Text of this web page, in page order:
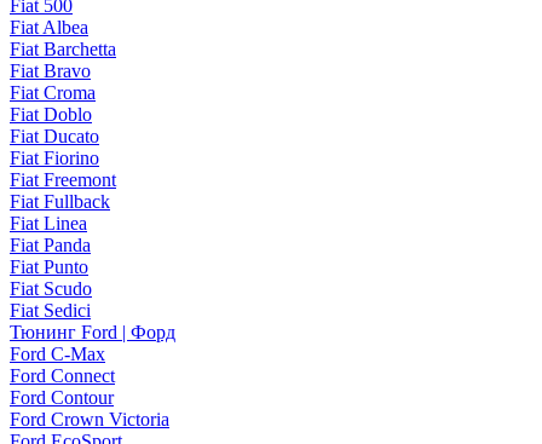
Fiat 500
Fiat Albea
Fiat Barchetta
Fiat Bravo
Fiat Croma
Fiat Doblo
Fiat Ducato
Fiat Fiorino
Fiat Freemont
Fiat Fullback
Fiat Linea
Fiat Panda
Fiat Punto
Fiat Scudo
Fiat Sedici
Тюнинг Ford | Форд
Ford C-Max
Ford Connect
Ford Contour
Ford Crown Victoria